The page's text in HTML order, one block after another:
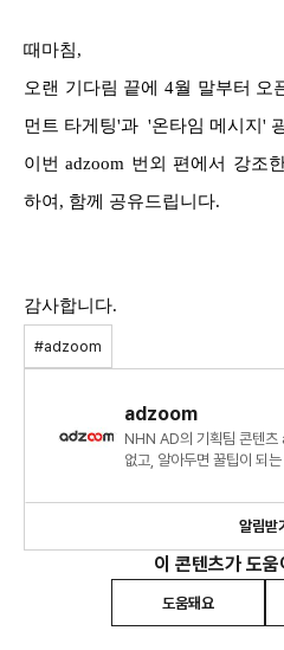
때마침,
오랜 기다림 끝에 4월 말부터 오
먼트 타게팅'과 '온타임 메시지'
이번 adzoom 번외 편에서 강조
하여, 함께 공유드립니다.
감사합니다.
#adzoom
adzoom
NHN AD의 기획팀 콘텐
없고, 알아두면 꿀팁이 되
알림받
이 콘텐츠가 도
도움돼요